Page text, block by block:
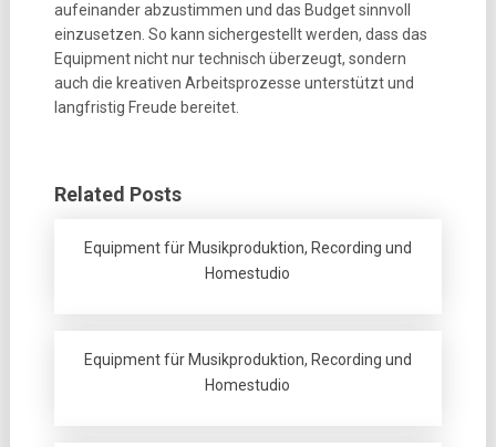
aufeinander abzustimmen und das Budget sinnvoll
einzusetzen. So kann sichergestellt werden, dass das
Equipment nicht nur technisch überzeugt, sondern
auch die kreativen Arbeitsprozesse unterstützt und
langfristig Freude bereitet.
Related Posts
Equipment für Musikproduktion, Recording und
Homestudio
Equipment für Musikproduktion, Recording und
Homestudio